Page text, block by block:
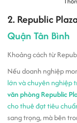
2. Republic
Quận Tân Bình
Khoảng cách từ
Nếu doanh nghiệp
lớn và chuyên nghiệp
văn phòng Republic
cho thuê đạt tiêu
sang trọng, mà bên